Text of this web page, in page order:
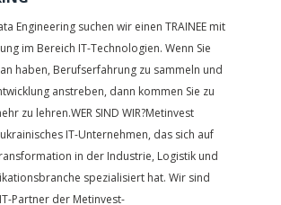
Engineering suchen wir einen TRAINEE mit
im Bereich IT-Technologien. Wenn Sie
haben, Berufserfahrung zu sammeln und
anstreben, dann kommen Sie zu
zu lehren.WER SIND WIR?Metinvest
IT-Unternehmen, das sich auf
in der Industrie, Logistik und
spezialisiert hat. Wir sind
Partner der Metinvest-